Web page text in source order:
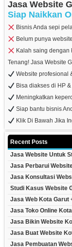
Jasa Website
Siap Naikkan
Bisnis Anda sepi
Belum punya
Kalah saing dengan
Tenang! Jasa Website
Website profesional
Bisa diakses di HP
Meningkatkan
Siap bantu bisnis
Klik Di Bawah Jika
Recent Posts
Jasa Website Untuk
Jasa Perbarui
Jasa Konsultasi
Studi Kasus Website
Jasa Web Kota Garut
Jasa Toko Online
Jasa Bikin Website
Jasa Buat Website
Jasa Pembuatan